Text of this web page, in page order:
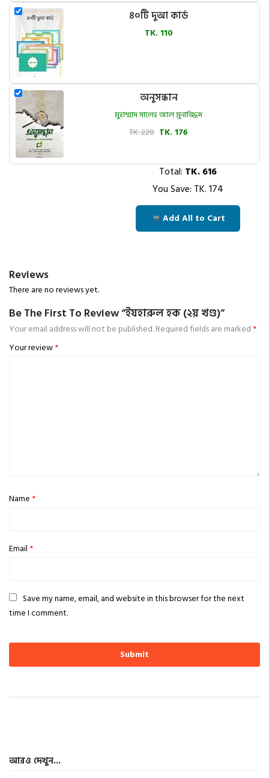
৪০টি দুআ কার্ড
TK. 110
অনুসন্ধান
মুহাম্মাদ সালেহ আল মুনাজ্জিদ
TK. 220 TK. 176
Total: TK.616
You Save: TK.174
Add All to Cart
Reviews
There are no reviews yet.
Be The First To Review “ইযহারুল হক (২য় খণ্ড)”
Your email address will not be published.Required fields are marked *
Your review*
Name *
Email *
Save my name, email, and website in this browser for the next
time I comment.
আরও দেখুন...